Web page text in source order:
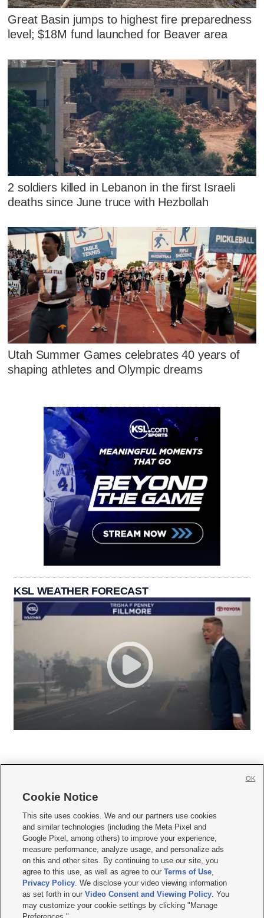
Great Basin jumps to highest fire preparedness
level; $18M fund launched for Beaver area
2 soldiers killed in Lebanon in the first Israeli
deaths since June truce with Hezbollah
Utah Summer Games celebrates 40 years of
shaping athletes and Olympic dreams
KSL WEATHER FORECAST
     
Mobile Apps| Newsletter|Advertise|Contact Us|Careers with KSL.com
Terms of use Privacy Statement| Video Consent Viewing Policy
Do Not Sell or Share My Data|EEO Public File Report| KSL-TV FCC Public File
KSL FM Radio FCC Public File|KSL AM Radio FCC Public File |FCC Applications
Closed Captioning Assistance
© 2026KSL Media| KSL Broadcasting Salt Lake City UT | Site hosted & managed
by KSL Media - a Deseret Media Company
Cookie Notice
This site uses cookies. We and our partners use cookies
and similar technologies (including the Meta Pixel and
Google Pixel, among others) to improve your experience,
measure performance, analyze usage, and personalize ads
on this and other sites. By continuing to use our site, you
agree to this use, as well as agree to ourTerms of Use,
Privacy Policy. We disclose your video viewing information
as set forth in ourVideo Consent and Viewing Policy. You
may customize your cookie settings by clicking "Manage
OK